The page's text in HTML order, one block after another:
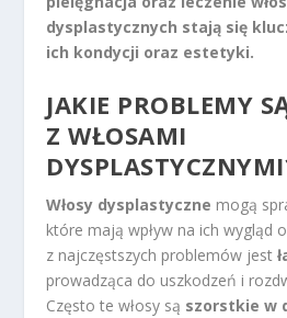
dysplastycznych stają się
ich kondycji oraz estetyki.
JAKIE PROBLEMY
Z WŁOSAMI
Włosy dysplastyczne mogą
które mają wpływ na ich wygląd
z najczęstszych problemów jest
prowadząca do uszkodzeń i
Często te włosy są szorstkie w